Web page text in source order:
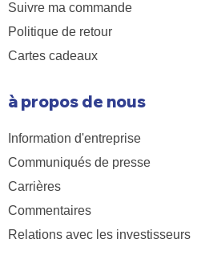
Suivre ma commande
Politique de retour
Cartes cadeaux
à propos de nous
Information d'entreprise
Communiqués de presse
Carrières
Commentaires
Relations avec les investisseurs